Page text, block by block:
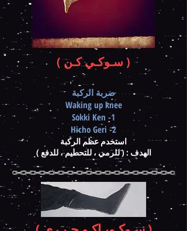
( سـوكـي كـن )
ضربة الركبة
Waking up knee
1- Sokki Ken
2- Hicho Geri
استخدم عظم الركبة
الهدف : ( للرمي ، للتحطيم ، للدفع )